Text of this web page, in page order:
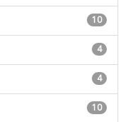
10
4
4
10